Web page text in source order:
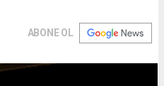
ABONE OL